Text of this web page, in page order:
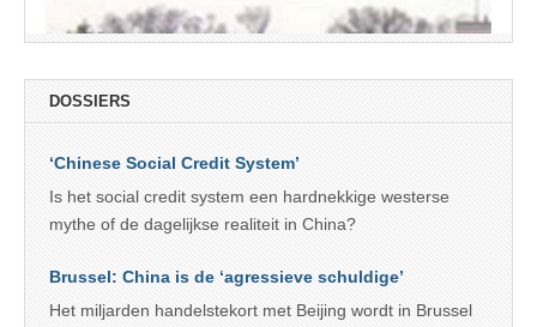
DOSSIERS
‘Chinese Social Credit System’
Is het social credit system een hardnekkige westerse
mythe of de dagelijkse realiteit in China?
Brussel: China is de ‘agressieve schuldige’
Het miljarden handelstekort met Beijing wordt in Brussel